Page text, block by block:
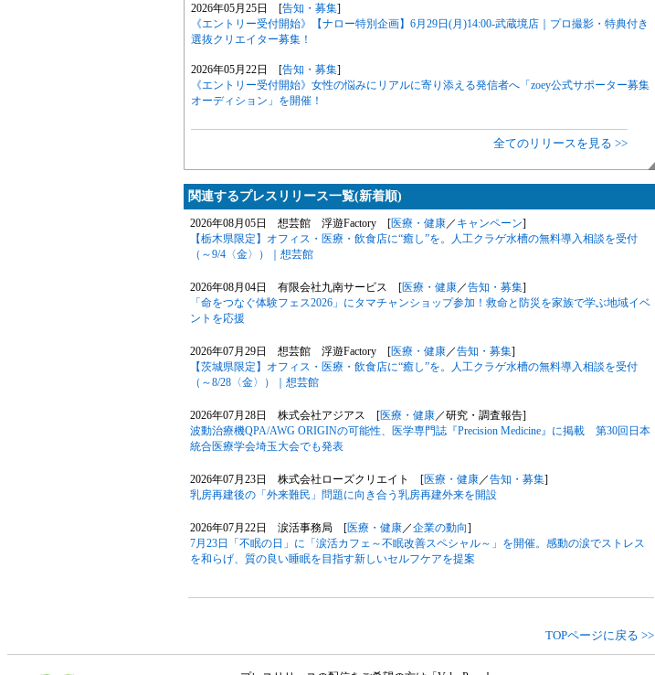
2026年05月25日 [告知・募集]
《エントリー受付開始》【ナロー特別企画】6月29日(月)14:00-武蔵境店｜プロ撮影・特典付き
選抜クリエイター募集！
2026年05月22日 [告知・募集]
《エントリー受付開始》女性の悩みにリアルに寄り添える発信者へ「zoey公式サポーター募集
オーディション」を開催！
全てのリリースを見る >>
関連するプレスリリース一覧(新着順)
2026年08月05日 想芸館 浮遊Factory [医療・健康／ キャンペーン]
【栃木県限定】オフィス・医療・飲食店に“癒し”を。人工クラゲ水槽の無料導入相談を受付
（～9/4〈金〉）｜想芸館
2026年08月04日 有限会社九南サービス [医療・健康／告知・募集]
「命をつなぐ体験フェス2026」にタマチャンショップ参加！救命と防災を家族で学ぶ地域イベ
ントを応援
2026年07月29日 想芸館 浮遊Factory [医療・健康／告知・募集]
【茨城県限定】オフィス・医療・飲食店に“癒し”を。人工クラゲ水槽の無料導入相談を受付
（～8/28〈金〉）｜想芸館
2026年07月28日 株式会社アジアス [医療・健康／研究・調査報告]
波動治療機QPA/AWG ORIGINの可能性、医学専門誌『Precision Medicine』に掲載 第30回日本
統合医療学会埼玉大会でも発表
2026年07月23日 株式会社ローズクリエイト [医療・健康／告知・募集]
乳房再建後の「外来難民」問題に向き合う乳房再建外来を開設
2026年07月22日 涙活事務局 [医療・健康／企業の動向]
7月23日「不眠の日」に「涙活カフェ～不眠改善スペシャル～」を開催。感動の涙でストレス
を和らげ、質の良い睡眠を目指す新しいセルフケアを提案
TOPページに戻る >>